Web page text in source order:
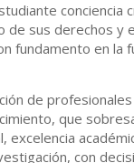
conciencia
de sus derechos y
fundamento en la
de
que
excelencia
con